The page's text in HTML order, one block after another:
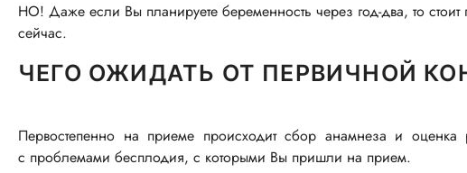
НО! Даже если Вы планируете беременность через год-два, то
сейчас.
ЧЕГО ОЖИДАТЬ ОТ ПЕРВИЧНОЙ
Первостепенно на приеме происходит сбор анамнеза и оценка
с проблемами бесплодия, с которыми Вы пришли на прием.